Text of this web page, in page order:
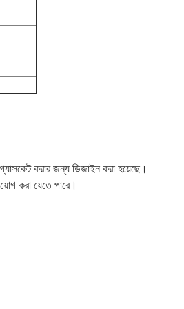
গ্যাসকেট করার জন্য ডিজাইন করা হয়েছে।
করা যেতে পারে।